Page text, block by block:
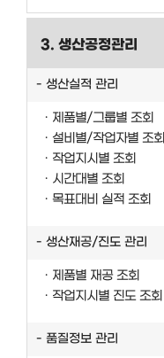
3. 생산공정관리
생산실적 관리
제품별/그룹별 조회
설비별/작업자별 조회
작업지시별 조회
시간대별 조회
목표대비 실적 조회
생산재공/진도 관리
제품별 재공 조회
작업지시별 진도 조회
품질정보 관리